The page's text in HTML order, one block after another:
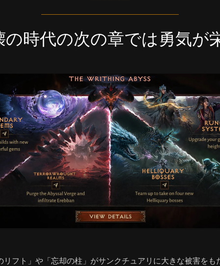
の時代の次の章では勇気が
リフト」や「忘却の柱」がサンクチュアリに大きな被害をも